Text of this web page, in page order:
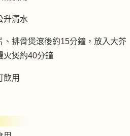
升清水
、排骨煲滾後約15分鐘，放入大芥
火煲約40分鐘
飲用